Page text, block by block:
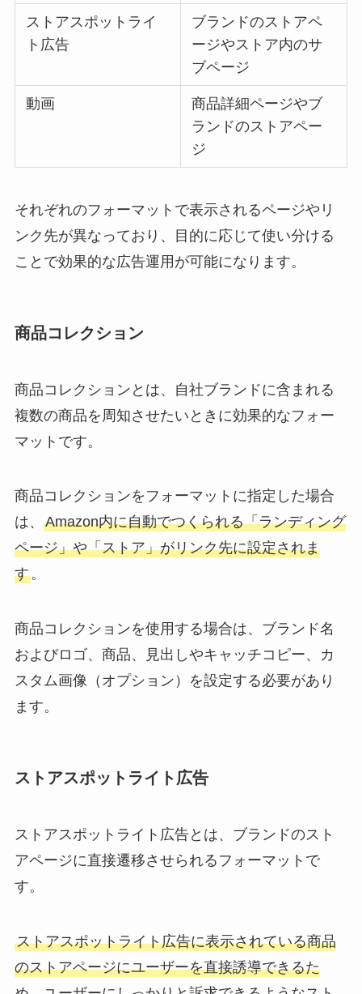
ストアスポットライ
ト広告
ブランドのストアペ
ージやストア内のサ
ブページ
動画
商品詳細ページやブ
ランドのストアペー
ジ
それぞれのフォーマットで表示されるページやリ
ンク先が異なっており、目的に応じて使い分ける
ことで効果的な広告運用が可能になります。
商品コレクション
商品コレクションとは、自社ブランドに含まれる
複数の商品を周知させたいときに効果的なフォー
マットです。
商品コレクションをフォーマットに指定した場合
は、 Amazon内に自動でつくられる「ランディング
ページ」や「ストア」がリンク先に設定されま
す。
商品コレクションを使用する場合は、ブランド名
およびロゴ、商品、見出しやキャッチコピー、カ
スタム画像（オプション）を設定する必要があり
ます。
ストアスポットライト広告
ストアスポットライト広告とは、ブランドのスト
アページに直接遷移させられるフォーマットで
す。
ストアスポットライト広告に表示されている商品
のストアページにユーザーを直接誘導できるた